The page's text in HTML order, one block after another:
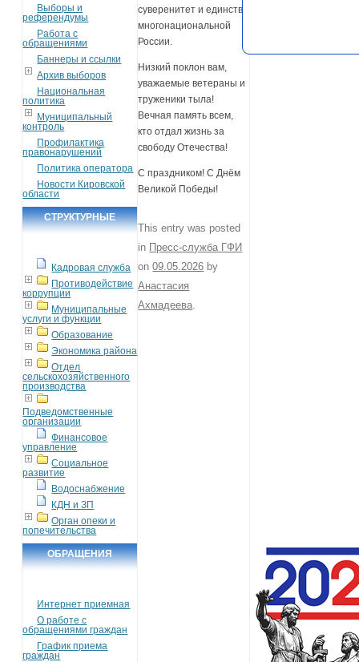
Выборы и
референдумы
Работа с
обращениями
Баннеры и ссылки
Архив выборов
Национальная
политика
Муниципальный
контроль
Профилактика
правонарушений
Политика оператора
Новости Кировской
области
СТРУКТУРНЫЕ
Кадровая служба
Противодействие
коррупции
Муниципальные
услуги и функции
Образование
Экономика района
Отдел
сельскохозяйственного
производства
Подведомственные
организации
Финансовое
управление
Социальное
развитие
Водоснабжение
КДН и ЗП
Орган опеки и
попечительства
ОБРАЩЕНИЯ
Интернет приемная
О работе с
обращениями граждан
График приема
граждан
суверенитет и единство
многонациональной
России.
Низкий поклон вам,
уважаемые ветераны и
труженики тыла!
Вечная память всем,
кто отдал жизнь за
свободу Отечества!
С праздником! С Днём
Великой Победы!
This entry was posted
in Пресс-служба ГФИ
on09.05.2026 by
Анастасия
Ахмадеева